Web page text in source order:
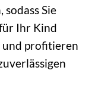
Sie
Ihr Kind
und profitieren